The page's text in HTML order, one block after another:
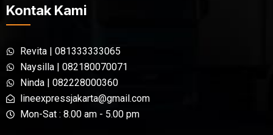
Kontak Kami
Revita | 081333333065
Naysilla | 082180070071
Ninda | 082228000360
lineexpressjakarta@gmail.com
Mon-Sat : 8.00 am - 5.00 pm